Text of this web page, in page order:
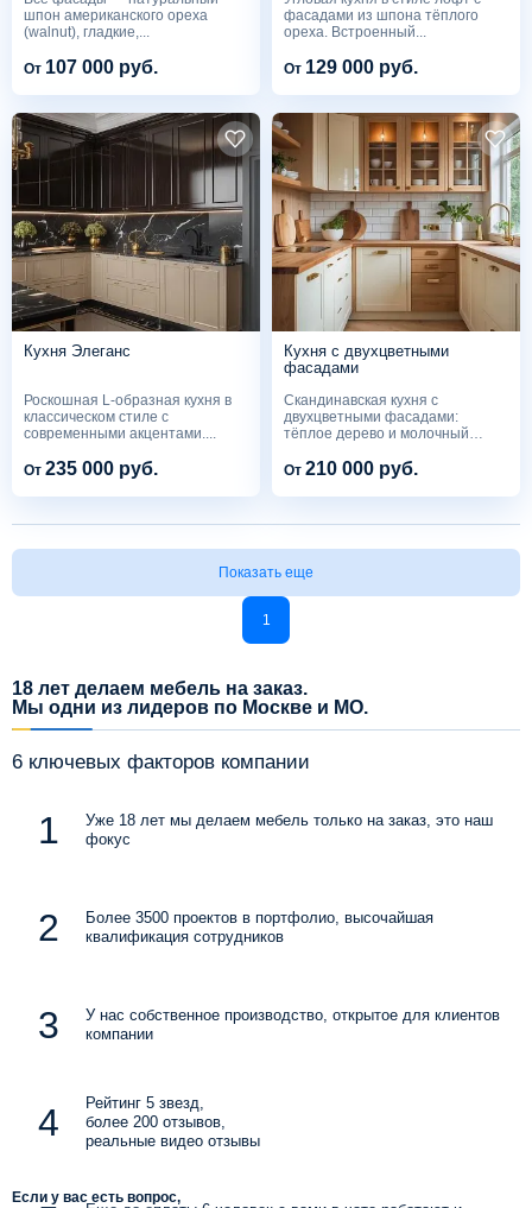
шпон американского ореха
(walnut), гладкие,...
От 107 000 руб.
фасадами из шпона тёплого
ореха. Встроенный...
От 129 000 руб.
Кухня Элеганс
Роскошная L-образная кухня в
классическом стиле с
современными акцентами....
От 235 000 руб.
Кухня с двухцветными
фасадами
Скандинавская кухня с
двухцветными фасадами:
тёплое дерево и молочный
От 210 000 руб.
Показать еще
1
18 лет делаем мебель на заказ.
Мы одни из лидеров по Москве и МО.
6 ключевых факторов компании
Уже 18 лет мы делаем мебель только на заказ, это наш
фокус
Более 3500 проектов в портфолио, высочайшая
квалификация сотрудников
У нас собственное производство, открытое для клиентов
компании
Рейтинг 5 звезд,
более 200 отзывов,
реальные видео отзывы
Если у вас есть вопрос,